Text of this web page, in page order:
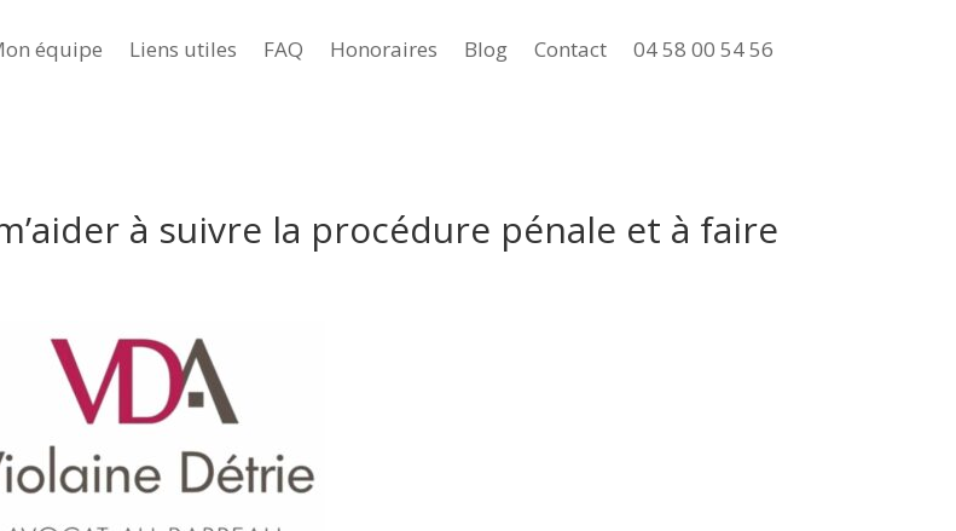
équipe Liens utiles FAQ Honoraires Blog Contact 04 58 00 54 56
à suivre la procédure pénale et à faire